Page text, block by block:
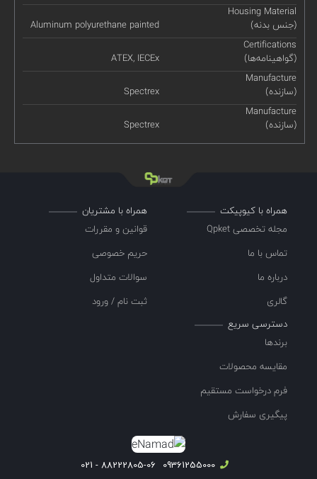
Housing Material
(جنس بدنه)
Aluminum polyurethane painted
Certifications
(گواهینامه‌ها)
ATEX, IECEx
Manufacture
(سازنده)
Spectrex
Manufacture
(سازنده)
Spectrex
همراه با کیوپیکت
مجله تخصصی Qpket
تماس با ما
درباره ما
گالری
همراه با مشتریان
قوانین و مقررات
حریم خصوصی
سوالات متداول
ثبت نام / ورود
دسترسی سریع
برندها
مقایسه محصولات
فرم درخواست مستقیم
پیگیری سفارش
09361255000
88222805-06 - 021